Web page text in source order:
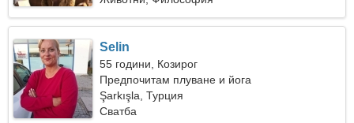
Selin
55 години, Козирог
Предпочитам плуване и йога
Şarkışla, Турция
Сватба